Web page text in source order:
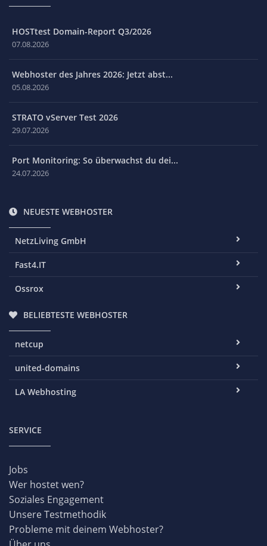
HOSTtest Domain-Report Q3/2026
07.08.2026
Webhoster des Jahres 2026: Jetzt abst...
05.08.2026
STRATO vServer Test 2026
29.07.2026
Port Monitoring: So überwachst du dei...
24.07.2026
NEUESTE WEBHOSTER
NetzLiving GmbH
Fast4.IT
Ossrox
BELIEBTESTE WEBHOSTER
netcup
united-domains
LA Webhosting
SERVICE
Jobs
Wer hostet wen?
Soziales Engagement
Unsere Testmethodik
Probleme mit deinem Webhoster?